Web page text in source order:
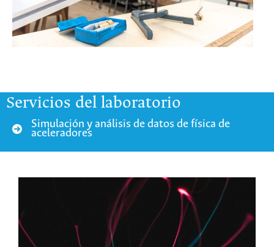
Servicios del laboratorio
Simulación y análisis de datos de física de
aceleradores